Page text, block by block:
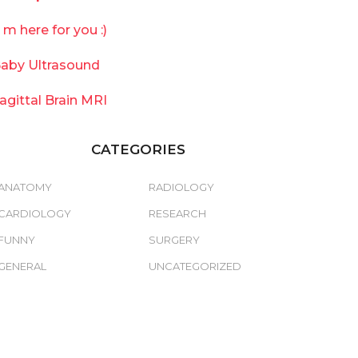
here for you :)
Ultrasound
Brain MRI
CATEGORIES
RADIOLOGY
RESEARCH
SURGERY
UNCATEGORIZED